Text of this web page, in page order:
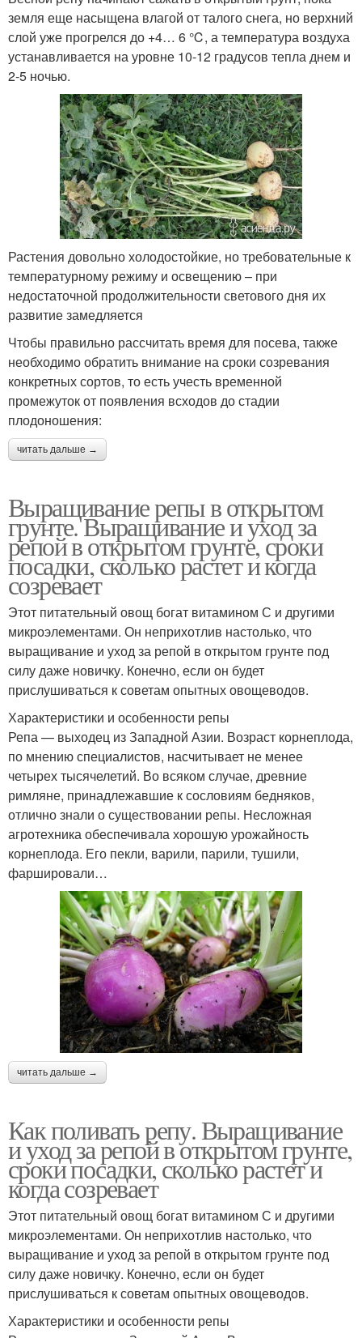
земля еще насыщена влагой от талого снега, но верхний
слой уже прогрелся до +4… 6 ℃, а температура воздуха
устанавливается на уровне 10-12 градусов тепла днем и
2-5 ночью.
Растения довольно холодостойкие, но требовательные к
температурному режиму и освещению – при
недостаточной продолжительности светового дня их
развитие замедляется
Чтобы правильно рассчитать время для посева, также
необходимо обратить внимание на сроки созревания
конкретных сортов, то есть учесть временной
промежуток от появления всходов до стадии
плодоношения:
читать дальше →
Выращивание репы в открытом
грунте. Выращивание и уход за
репой в открытом грунте, сроки
посадки, сколько растет и когда
созревает
Этот питательный овощ богат витамином С и другими
микроэлементами. Он неприхотлив настолько, что
выращивание и уход за репой в открытом грунте под
силу даже новичку. Конечно, если он будет
прислушиваться к советам опытных овощеводов.
Характеристики и особенности репы
Репа — выходец из Западной Азии. Возраст корнеплода,
по мнению специалистов, насчитывает не менее
четырех тысячелетий. Во всяком случае, древние
римляне, принадлежавшие к сословиям бедняков,
отлично знали о существовании репы. Несложная
агротехника обеспечивала хорошую урожайность
корнеплода. Его пекли, варили, парили, тушили,
фаршировали…
читать дальше →
Как поливать репу. Выращивание
и уход за репой в открытом грунте,
сроки посадки, сколько растет и
когда созревает
Этот питательный овощ богат витамином С и другими
микроэлементами. Он неприхотлив настолько, что
выращивание и уход за репой в открытом грунте под
силу даже новичку. Конечно, если он будет
прислушиваться к советам опытных овощеводов.
Характеристики и особенности репы